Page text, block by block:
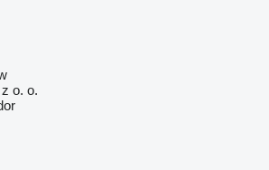
o. o.